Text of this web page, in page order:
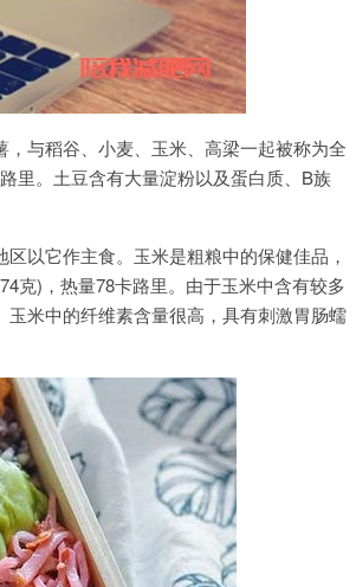
与稻谷、小麦、玉米、高梁一起被称为全
里。土豆含有大量淀粉以及蛋白质、B族
以它作主食。玉米是粗粮中的保健佳品，
克)，热量78卡路里。由于玉米中含有较多
米中的纤维素含量很高，具有刺激胃肠蠕